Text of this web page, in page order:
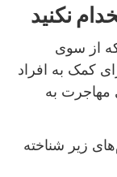
نکنید
از سوی
کمک به افراد
مهاجرت به
زیر شناخته